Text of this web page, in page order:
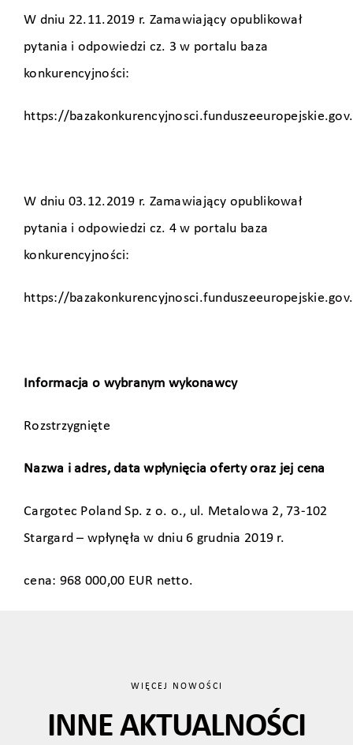
W dniu 22.11.2019 r. Zamawiający opublikował
pytania i odpowiedzi cz. 3 w portalu baza
konkurencyjności:
https://
W dniu 03.12.2019 r. Zamawiający opublikował
pytania i odpowiedzi cz. 4 w portalu baza
konkurencyjności:
https://
Informacja o wybranym wykonawcy
Rozstrzygnięte
Nazwa i adres, data wpłynięcia oferty oraz jej cena
Cargotec Poland Sp. z o. o., ul. Metalowa 2, 73-102
Stargard – wpłynęła w dniu 6 grudnia 2019 r.
cena: 968 000,00 EUR netto.
WIĘCEJ NOWOŚCI
INNE AKTUALNOŚCI